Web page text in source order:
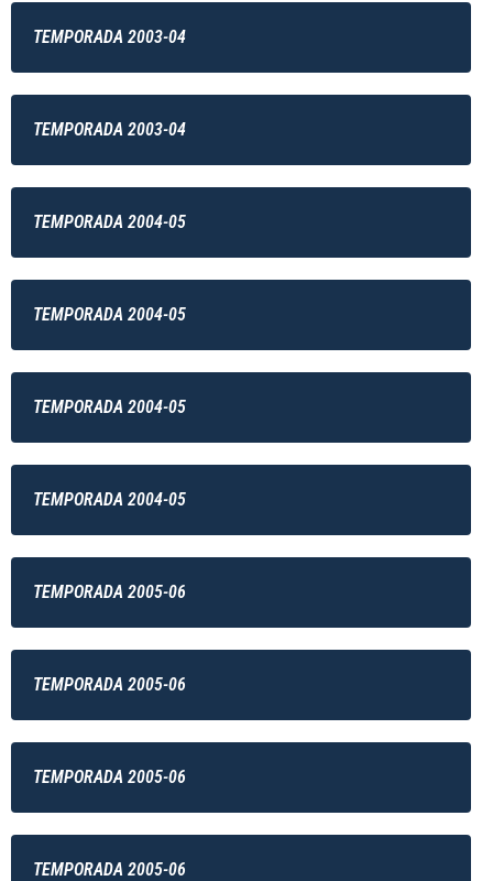
TEMPORADA 2003-04
TEMPORADA 2003-04
TEMPORADA 2004-05
TEMPORADA 2004-05
TEMPORADA 2004-05
TEMPORADA 2004-05
TEMPORADA 2005-06
TEMPORADA 2005-06
TEMPORADA 2005-06
TEMPORADA 2005-06